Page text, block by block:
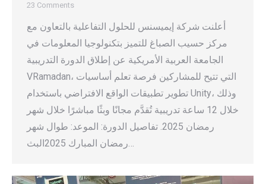
23 Comments
أعلنت شركة إيميسنس للحلول التفاعلية بالتعاون مع
مركز حسيب الصباغ للتميز بتكنولوجيا المعلومات في
الجامعة العربية الأمريكية عن إطلاق الدورة التدريبية
VRamadan، التي تتيح للمشاركين فرصة تعلم أساسيات
تطوير تطبيقات الواقع الافتراضي باستخدام Unity، وذلك
خلال 12 ساعة تدريبية تُقدَّم مجانًا وبثًا مباشرًا خلال شهر
رمضان 2025. تفاصيل الدورة: الموعد: طوال شهر
رمضان المبارك 2025البث…